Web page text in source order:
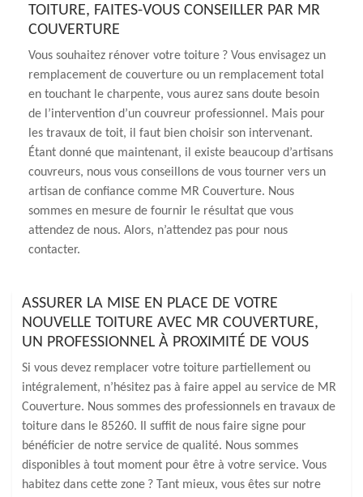
TOITURE, FAITES-VOUS CONSEILLER PAR MR
COUVERTURE
Vous souhaitez rénover votre toiture ? Vous envisagez un
remplacement de couverture ou un remplacement total
en touchant le charpente, vous aurez sans doute besoin
de l’intervention d’un couvreur professionnel. Mais pour
les travaux de toit, il faut bien choisir son intervenant.
Étant donné que maintenant, il existe beaucoup d’artisans
couvreurs, nous vous conseillons de vous tourner vers un
artisan de confiance comme MR Couverture. Nous
sommes en mesure de fournir le résultat que vous
attendez de nous. Alors, n’attendez pas pour nous
contacter.
ASSURER LA MISE EN PLACE DE VOTRE
NOUVELLE TOITURE AVEC MR COUVERTURE,
UN PROFESSIONNEL À PROXIMITÉ DE VOUS
Si vous devez remplacer votre toiture partiellement ou
intégralement, n’hésitez pas à faire appel au service de MR
Couverture. Nous sommes des professionnels en travaux de
toiture dans le 85260. Il suffit de nous faire signe pour
bénéficier de notre service de qualité. Nous sommes
disponibles à tout moment pour être à votre service. Vous
habitez dans cette zone ? Tant mieux, vous êtes sur notre